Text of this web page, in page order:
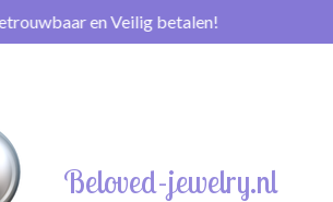
en Veilig betalen!
Beloved-jewelry.nl